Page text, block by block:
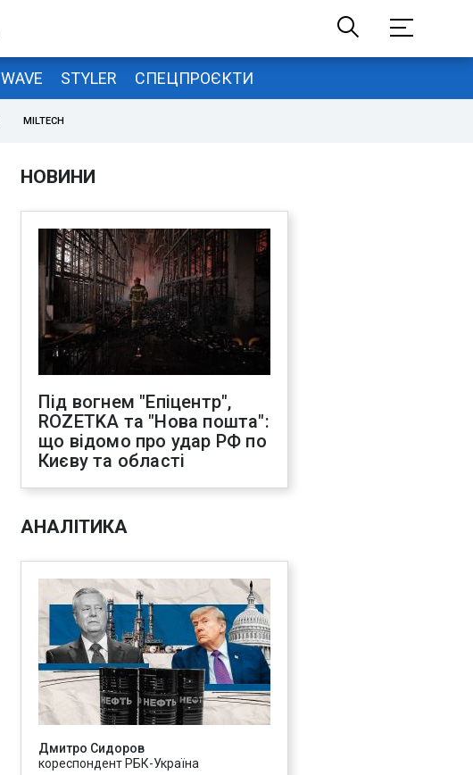
WAVE STYLER СПЕЦПРОЄКТИ
MILTECH
НОВИНИ
Під вогнем "Епіцентр",
ROZETKA та "Нова пошта":
що відомо про удар РФ по
Києву та області
АНАЛІТИКА
Дмитро Сидоров
кореспондент РБК-Україна